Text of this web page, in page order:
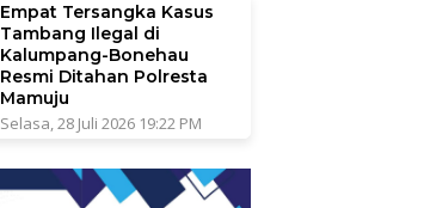
Empat Tersangka Kasus
Tambang Ilegal di
Kalumpang-Bonehau
Resmi Ditahan Polresta
Mamuju
Selasa, 28 Juli 2026 19:22 PM